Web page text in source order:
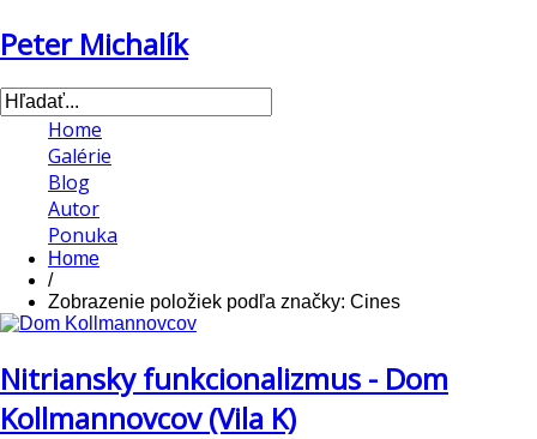
Peter Michalík
Home
Galérie
Blog
Autor
Ponuka
Home
/
Zobrazenie položiek podľa značky: Cines
Nitriansky funkcionalizmus - Dom
Kollmannovcov (Vila K)